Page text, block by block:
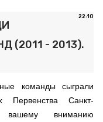
22:10
(2011 - 2013).
команды сыграли
Санкт-
вашему вниманию